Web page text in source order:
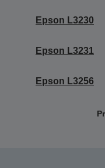
Epson L3230
Epson L3231
Epson L3256